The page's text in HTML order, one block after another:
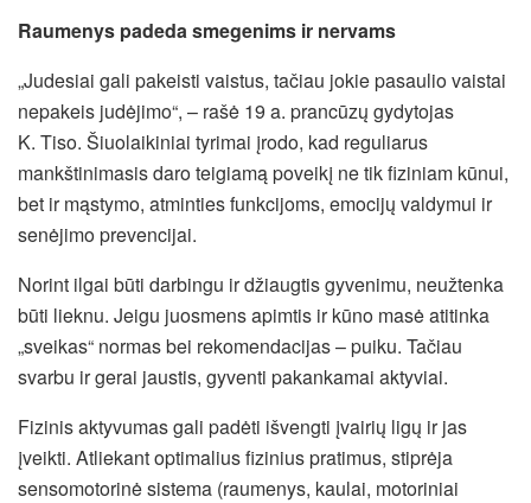
Raumenys padeda smegenims ir nervams
„Judesiai gali pakeisti vaistus, tačiau jokie pasaulio vaistai
nepakeis judėjimo“, – rašė 19 a. prancūzų gydytojas
K. Tiso. Šiuolaikiniai tyrimai įrodo, kad reguliarus
mankštinimasis daro teigiamą poveikį ne tik fiziniam kūnui,
bet ir mąstymo, atminties funkcijoms, emocijų valdymui ir
senėjimo prevencijai.
Norint ilgai būti darbingu ir džiaugtis gyvenimu, neužtenka
būti lieknu. Jeigu juosmens apimtis ir kūno masė atitinka
„sveikas“ normas bei rekomendacijas – puiku. Tačiau
svarbu ir gerai jaustis, gyventi pakankamai aktyviai.
Fizinis aktyvumas gali padėti išvengti įvairių ligų ir jas
įveikti. Atliekant optimalius fizinius pratimus, stiprėja
sensomotorinė sistema (raumenys, kaulai, motoriniai